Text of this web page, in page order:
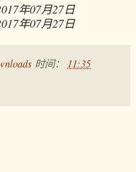
年07月27日
年07月27日
时间： 11:35